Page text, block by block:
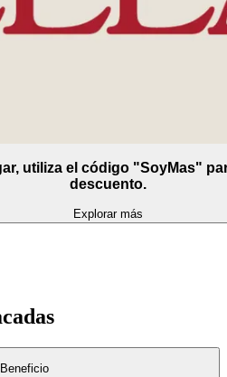
utiliza el código "SoyMas"
descuento.
Explorar más
Beneficio